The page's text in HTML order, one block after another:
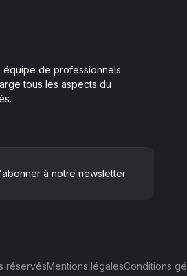
équipe de professionnels
tous les aspects du
à notre newsletter
réservésMentions légalesConditions